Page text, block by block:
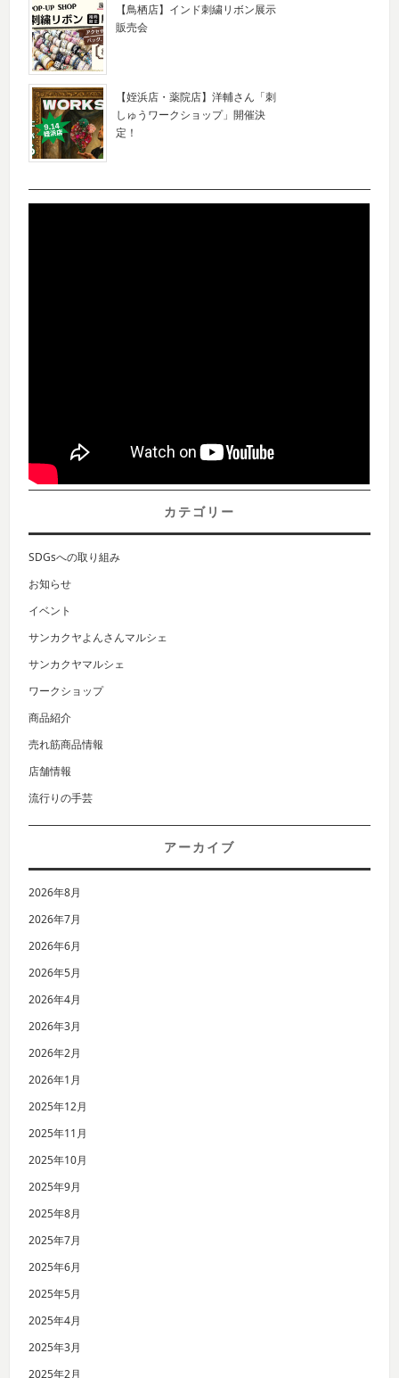
【鳥栖店】インド刺繍リボン展示
販売会
【姪浜店・薬院店】洋輔さん「刺
しゅうワークショップ」開催決
定！
カテゴリー
SDGsへの取り組み
お知らせ
イベント
サンカクヤよんさんマルシェ
サンカクヤマルシェ
ワークショップ
商品紹介
売れ筋商品情報
店舗情報
流行りの手芸
アーカイブ
2026年8月
2026年7月
2026年6月
2026年5月
2026年4月
2026年3月
2026年2月
2026年1月
2025年12月
2025年11月
2025年10月
2025年9月
2025年8月
2025年7月
2025年6月
2025年5月
2025年4月
2025年3月
2025年2月